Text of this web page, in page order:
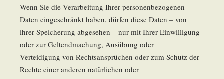
Wenn Sie die Verarbeitung Ihrer personenbezogenen
Daten eingeschränkt haben, dürfen diese Daten – von
ihrer Speicherung abgesehen – nur mit Ihrer Einwilligung
oder zur Geltendmachung, Ausübung oder
Verteidigung von Rechtsansprüchen oder zum Schutz der
Rechte einer anderen natürlichen oder